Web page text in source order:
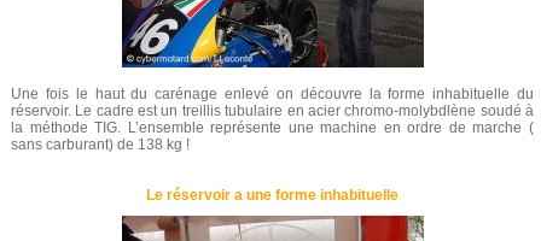
Une fois le haut du carénage enlevé on découvre la forme inhabituelle du
réservoir. Le cadre est un treillis tubulaire en acier chromo-molybdlène soudé à
la méthode TIG. L’ensemble représente une machine en ordre de marche (
sans carburant) de 138 kg !
Le réservoir a une forme inhabituelle